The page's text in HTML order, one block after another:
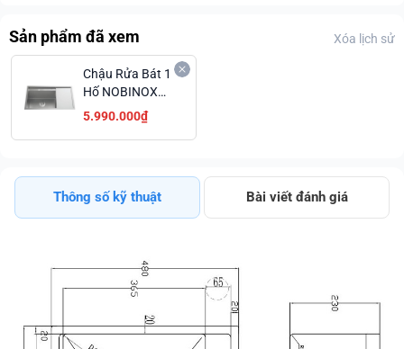
Sản phẩm đã xem Xóa lịch sử
Chậu Rửa Bát 1
Hố NOBINOX
LUMIA NJ558B
5.990.000₫
Thông số kỹ thuật Bài viết đánh giá